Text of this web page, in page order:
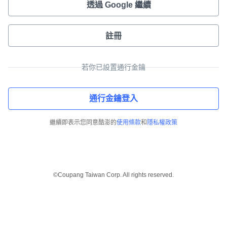
透過 Google 繼續
註冊
若你已設置通行金鑰
通行金鑰登入
繼續即表示您同意酷澎的使用條款和 隱私權政策
©Coupang Taiwan Corp. All rights reserved.